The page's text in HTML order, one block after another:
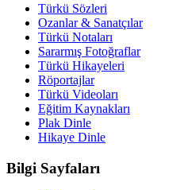
Türkü Sözleri
Ozanlar & Sanatçılar
Türkü Notaları
Sararmış Fotoğraflar
Türkü Hikayeleri
Röportajlar
Türkü Videoları
Eğitim Kaynakları
Plak Dinle
Hikaye Dinle
Bilgi Sayfaları